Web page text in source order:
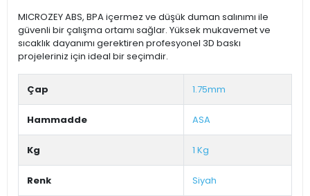
MICROZEY ABS, BPA içermez ve düşük duman salınımı ile
güvenli bir çalışma ortamı sağlar. Yüksek mukavemet ve
sıcaklık dayanımı gerektiren profesyonel 3D baskı
projeleriniz için ideal bir seçimdir.
Çap 1.75mm
Hammadde ASA
Kg 1 Kg
Renk Siyah